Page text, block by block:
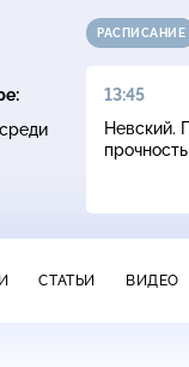
РАСПИСАНИЕ
13:45
Невский.
прочность
СТАТЬИ ВИДЕО